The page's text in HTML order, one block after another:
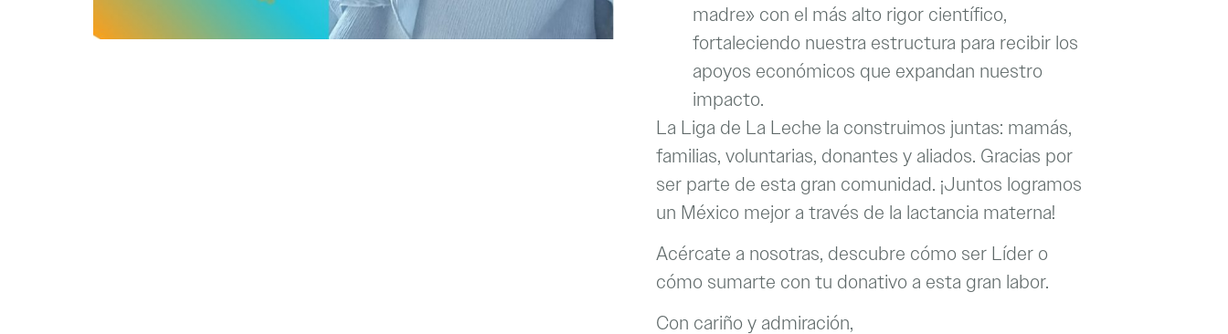
madre» con el más alto rigor científico,
fortaleciendo nuestra estructura para recibir los
apoyos económicos que expandan nuestro
impacto.
La Liga de La Leche la construimos juntas: mamás,
familias, voluntarias, donantes y aliados. Gracias por
ser parte de esta gran comunidad. ¡Juntos logramos
un México mejor a través de la lactancia materna!
Acércate a nosotras, descubre cómo ser Líder o
cómo sumarte con tu donativo a esta gran labor.
Con cariño y admiración,